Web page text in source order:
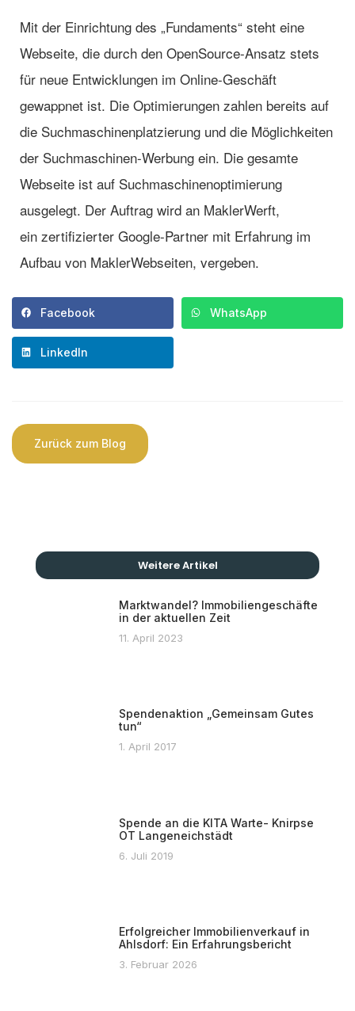
Mit der Einrichtung des „Fundaments“ steht eine
Webseite, die durch den OpenSource-Ansatz stets
für neue Entwicklungen im Online-Geschäft
gewappnet ist. Die Optimierungen zahlen bereits auf
die Suchmaschinenplatzierung und die Möglichkeiten
der Suchmaschinen-Werbung ein. Die gesamte
Webseite ist auf Suchmaschinenoptimierung
ausgelegt. Der Auftrag wird an MaklerWerft,
ein zertifizierter Google-Partner mit Erfahrung im
Aufbau von MaklerWebseiten, vergeben.
Facebook WhatsApp
LinkedIn
Zurück zum Blog
Weitere Artikel
Marktwandel? Immobiliengeschäfte
in der aktuellen Zeit
11. April 2023
Spendenaktion „Gemeinsam Gutes
tun“
1. April 2017
Spende an die KITA Warte- Knirpse
OT Langeneichstädt
6. Juli 2019
Erfolgreicher Immobilienverkauf in
Ahlsdorf: Ein Erfahrungsbericht
3. Februar 2026